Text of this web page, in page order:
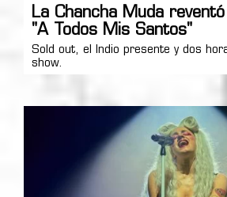
La Chancha Muda
"A Todos Mis Santos"
Sold out, el Indio presente y dos
show.